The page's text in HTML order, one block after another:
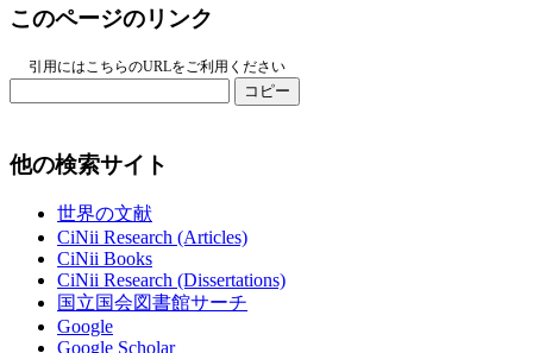
このページのリンク
引用にはこちらのURLをご利用ください
コピー
他の検索サイト
世界の文献
CiNii Research (Articles)
CiNii Books
CiNii Research (Dissertations)
国立国会図書館サーチ
Google
Google Scholar